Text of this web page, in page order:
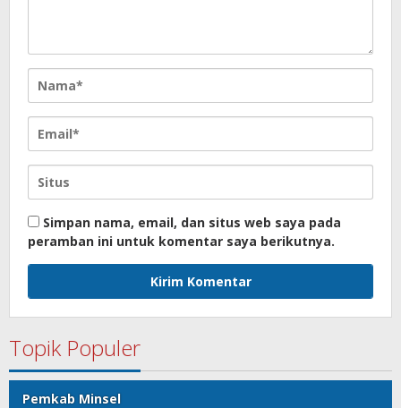
Simpan nama, email, dan situs web saya pada
peramban ini untuk komentar saya berikutnya.
Topik Populer
Pemkab Minsel